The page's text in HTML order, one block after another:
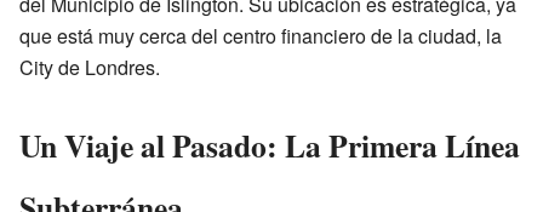
que está muy cerca del centro financiero de la ciudad, la
City de Londres.
Un Viaje al Pasado: La Primera Línea